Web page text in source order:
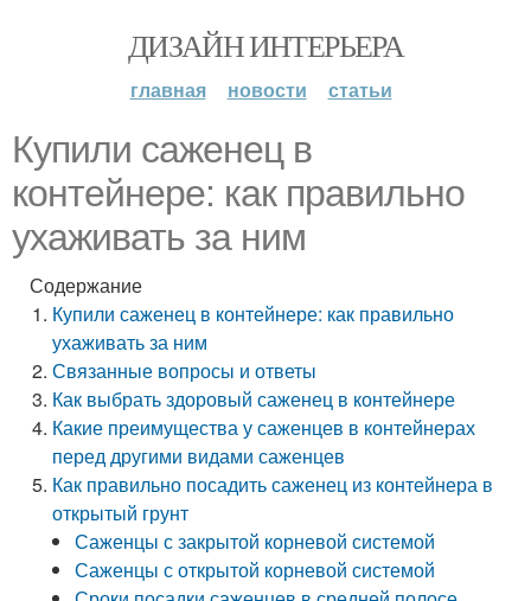
ДИЗАЙН ИНТЕРЬЕРА
главная новости статьи
Купили саженец в
контейнере: как правильно
ухаживать за ним
Содержание
Купили саженец в контейнере: как правильно
ухаживать за ним
Связанные вопросы и ответы
Как выбрать здоровый саженец в контейнере
Какие преимущества у саженцев в контейнерах
перед другими видами саженцев
Как правильно посадить саженец из контейнера в
открытый грунт
Саженцы с закрытой корневой системой
Саженцы с открытой корневой системой